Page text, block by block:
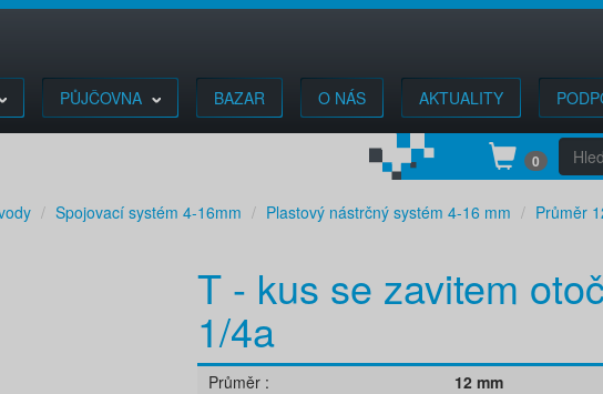
PŮJČOVNA BAZAR O NÁS AKTUALITY
0
Spojovací systém 4-16mm Plastový nástrčný systém 4-16 mm Průměr
T - kus se zavitem
1/4a
Průměr
12 mm